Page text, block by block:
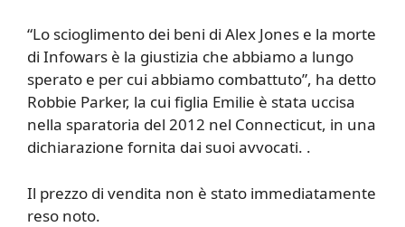
“Lo scioglimento dei beni di Alex Jones e la morte
di Infowars è la giustizia che abbiamo a lungo
sperato e per cui abbiamo combattuto”, ha detto
Robbie Parker, la cui figlia Emilie è stata uccisa
nella sparatoria del 2012 nel Connecticut, in una
dichiarazione fornita dai suoi avvocati. .
Il prezzo di vendita non è stato immediatamente
reso noto.